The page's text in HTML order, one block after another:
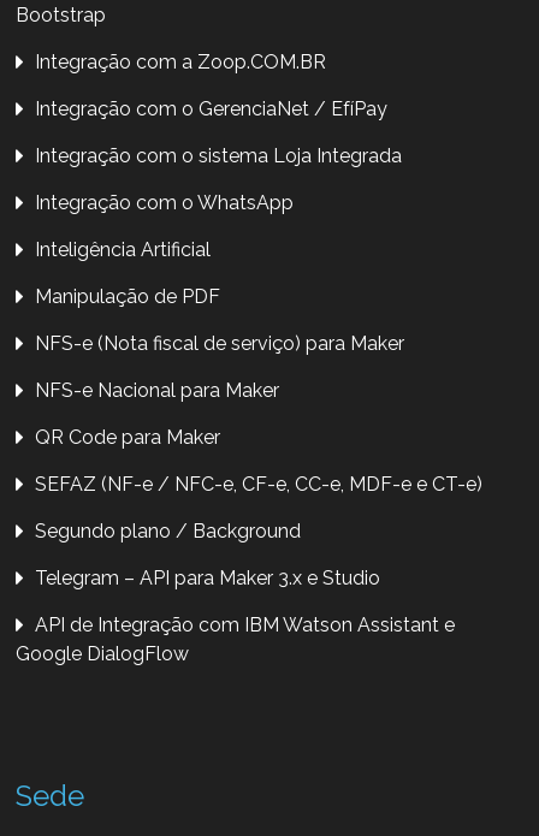
Bootstrap
Integração com a Zoop.COM.BR
Integração com o GerenciaNet / EfíPay
Integração com o sistema Loja Integrada
Integração com o WhatsApp
Inteligência Artificial
Manipulação de PDF
NFS-e (Nota fiscal de serviço) para Maker
NFS-e Nacional para Maker
QR Code para Maker
SEFAZ (NF-e / NFC-e, CF-e, CC-e, MDF-e e CT-e)
Segundo plano / Background
Telegram – API para Maker 3.x e Studio
API de Integração com IBM Watson Assistant e
Google DialogFlow
Sede